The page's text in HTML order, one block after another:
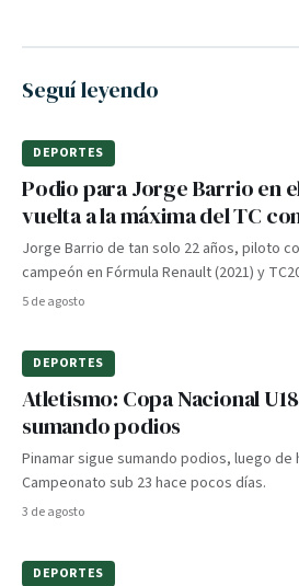
Seguí leyendo
DEPORTES
Podio para Jorge Barrio en
vuelta a la máxima del TC
Jorge Barrio de tan solo 22 años, piloto
campeón en Fórmula Renault (2021) y
5 de agosto
DEPORTES
Atletismo: Copa Nacional
sumando podios
Pinamar sigue sumando podios, luego de
Campeonato sub 23 hace pocos días.
3 de agosto
DEPORTES